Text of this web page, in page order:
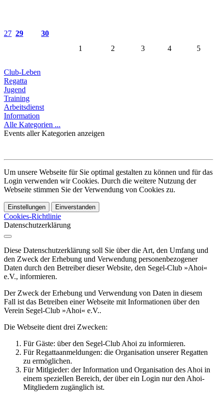
27 29
30
1
2 3 4 5
Club-Leben
Regatta
Jugend
Training
Arbeitsdienst
Information
Alle Kategorien ...
Events aller Kategorien anzeigen
Um unsere Webseite für Sie optimal gestalten zu können und für das
Login verwenden wir Cookies. Durch die weitere Nutzung der
Webseite stimmen Sie der Verwendung von Cookies zu.
Einstellungen Einverstanden
Cookies-Richtlinie
Datenschutzerklärung
Diese Datenschutzerklärung soll Sie über die Art, den Umfang und
den Zweck der Erhebung und Verwendung personenbezogener
Daten durch den Betreiber dieser Website, den Segel-Club »Ahoi«
e.V., informieren.
Der Zweck der Erhebung und Verwendung von Daten in diesem
Fall ist das Betreiben einer Webseite mit Informationen über den
Verein Segel-Club »Ahoi« e.V..
Die Webseite dient drei Zwecken:
Für Gäste: über den Segel-Club Ahoi zu informieren.
Für Regattaanmeldungen: die Organisation unserer Regatten
zu ermöglichen.
Für Mitlgieder: der Information und Organisation des Ahoi in
einem speziellen Bereich, der über ein Login nur den Ahoi-
Mitgliedern zugänglich ist.